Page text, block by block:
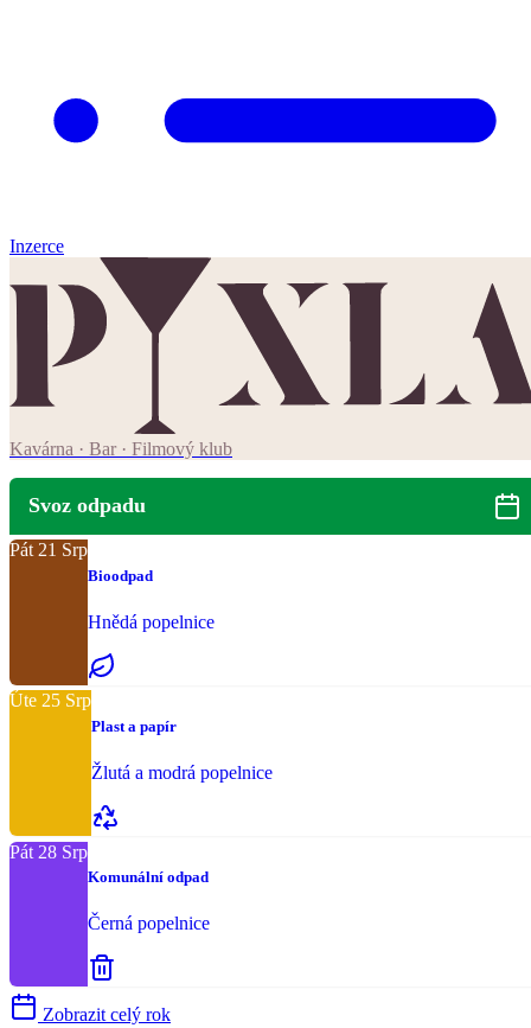
Inzerce
Kavárna · Bar · Filmový klub
Svoz odpadu
Pát 21 Srp
Bioodpad
Hnědá popelnice
Úte 25 Srp
Plast a papír
Žlutá a modrá popelnice
Pát 28 Srp
Komunální odpad
Černá popelnice
Zobrazit celý rok